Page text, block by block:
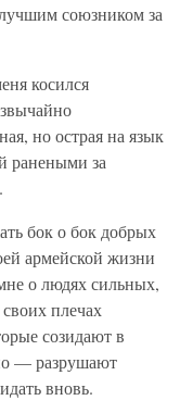
союзником за
косился
но острая на язык
ранеными за
бок о бок добрых
армейской жизни
о людях сильных,
плечах
созидают в
— разрушают
вновь.